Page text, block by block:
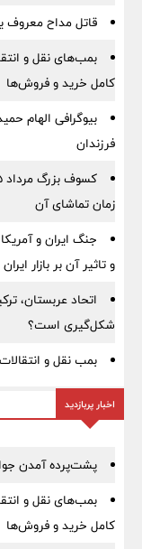
قاتل مداح معروف
بمب‌های نقل و
کامل خرید و فروش‌ها
بیوگرافی الهام
فرزندان
زمان تماشای آن
و تاثیر آن بر بازار ایران
اتحاد عربستان،
شکل‌گیری است؟
بمب نقل‌ و
اخبار پربازدید
پشت‌پرده آمدن
بمب‌های نقل و
کامل خرید و فروش‌ها